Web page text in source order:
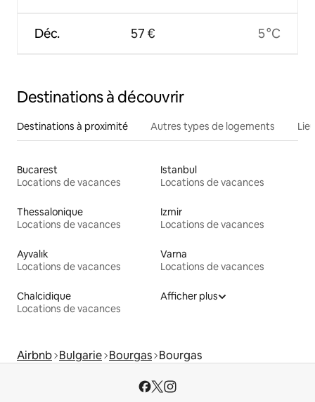
Déc. 57 € 5 °C
Destinations à découvrir
Destinations à proximité Autres types de logements
Bucarest
Locations de vacances
Istanbul
Locations de vacances
Thessalonique
Locations de vacances
Izmir
Locations de vacances
Ayvalık
Locations de vacances
Varna
Locations de vacances
Chalcidique
Locations de vacances
Afficher plus
Airbnb Bulgarie Bourgas Bourgas